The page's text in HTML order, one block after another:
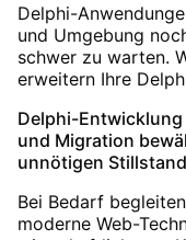
Delphi-
und Umgebung
schwer zu warten.
erweitern Ihre
Delphi-
und Migration
unnötigen
Bei Bedarf
moderne Web-